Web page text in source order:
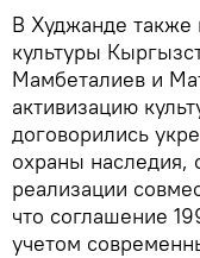
В Худжанде также
культуры
Мамбеталиев и
активизацию
договорились
охраны наследия,
реализации
что соглашение
учетом